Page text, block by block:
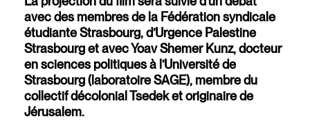
avec des membres de la Fédération syndicale
étudiante Strasbourg, d’Urgence Palestine
Strasbourg et avec Yoav Shemer Kunz, docteur
en sciences politiques à l’Université de
Strasbourg (laboratoire SAGE), membre du
collectif décolonial Tsedek et originaire de
Jérusalem.